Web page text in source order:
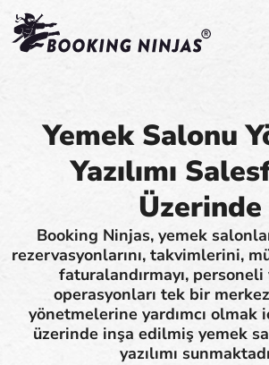
Yemek Salonu
Yazılımı
Üzerinde
Booking Ninjas, yemek
rezervasyonlarını, takvimlerini,
faturalandırmayı,
operasyonları tek bir
yönetmelerine yardımcı olmak
üzerinde inşa edilmiş yemek
yazılımı